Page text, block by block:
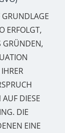
ERFOLGT,
GRÜNDEN,
DIESE
DIE
EINE